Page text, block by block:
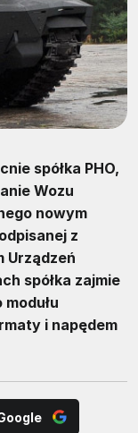
spółka PHO,
Wozu
nowym
z
Urządzeń
spółka zajmie
i napędem